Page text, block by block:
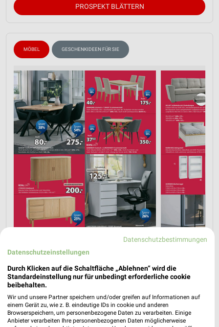
PROSPEKT BLÄTTERN
MÖBEL GESCHENKIDEEN FÜR SIE
Datenschutzbestimmungen
Datenschutzeinstellungen
Durch Klicken auf die Schaltfläche „Ablehnen“ wird die
Standardeinstellung nur für unbedingt erforderliche cookie
beibehalten.
Wir und unsere Partner speichern und/oder greifen auf Informationen auf
einem Gerät zu, wie z. B. eindeutige IDs in cookie und anderen
Browserspeichern, um personenbezogene Daten zu verarbeiten. Einige
Anbieter verarbeiten Ihre personenbezogenen Daten möglicherweise